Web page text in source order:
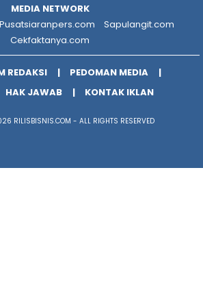
MEDIA NETWORK
Pusatsiaranpers.com
Sapulangit.com
Cekfaktanya.com
REDAKSI
PEDOMAN MEDIA
HAK JAWAB KONTAK IKLAN
RILISBISNIS.COM - ALL RIGHTS RESERVED